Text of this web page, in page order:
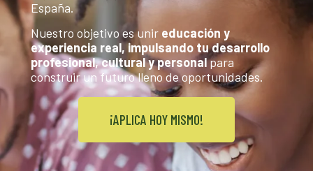
España.
Nuestro objetivo es unir educación y
experiencia real, impulsando tu desarrollo
profesional, cultural y personalpara
construir un futuro lleno de oportunidades.
¡APLICA HOY MISMO!